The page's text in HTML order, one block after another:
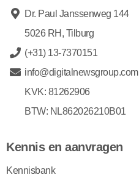
Dr. Paul Janssenweg 144
5026 RH, Tilburg
(+31) 13-7370151
info@digitalnewsgroup.com
KVK: 81262906
BTW: NL862026210B01
Kennis en aanvragen
Kennisbank